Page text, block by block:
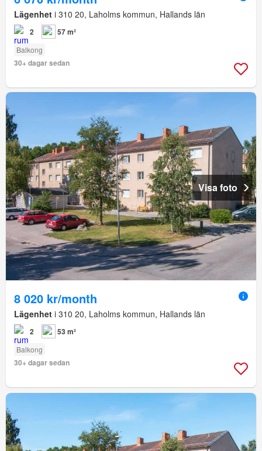
Lägenhet i 310 20, Laholms kommun, Hallands län
2 57 m²
Balkong
30+ dagar sedan
Visa foto
8 020 kr/month
Lägenhet i 310 20, Laholms kommun, Hallands län
2 53 m²
Balkong
30+ dagar sedan